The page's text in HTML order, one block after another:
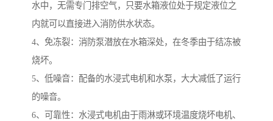
水中，无需专门排空气，只要水箱液位处于规定液位之
内就可以直接进入消防供水状态。
4、免冻裂：消防泵潜放在水箱深处，在冬季由于结冻被
烧坏。
5、低噪音：配备的水浸式电机和水泵，大大减低了运行
的噪音。
6、可靠性：水浸式电机由于雨淋或环境温度烧坏电机、